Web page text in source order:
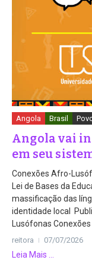
Angola Brasil
Angola vai
em seu
Conexões Afro-
Lei de Bases da
massificação das
identidade local
Lusófonas
reitora 07/07/2026
Leia Mais ...